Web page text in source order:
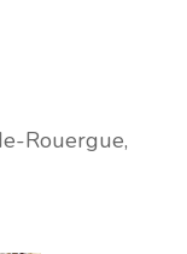
Rouergue,